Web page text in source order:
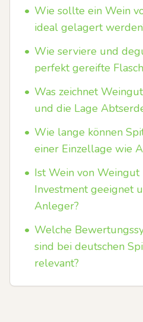
• Wie sollte ein Wein
ideal gelagert
• Wie serviere und
perfekt gereifte
• Was zeichnet
und die Lage
• Wie lange können
einer Einzellage wie
• Ist Wein von
Investment geeignet
Anleger?
• Welche
sind bei deutschen
relevant?